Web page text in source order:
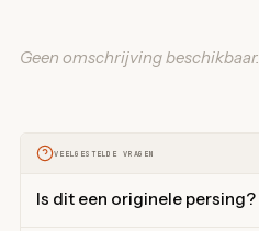
Geen omschrijving beschikbaar.
VEELGESTELDE VRAGEN
Is dit een originele persing?